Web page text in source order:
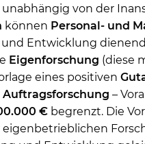
von der
können Personal- und
Entwicklung
Eigenforschung (diese
eines positiven
–
€ begrenzt. Die